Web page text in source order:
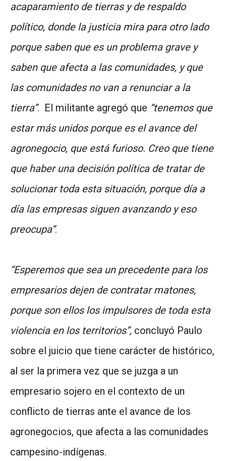
acaparamiento de tierras y de respaldo
político, donde la justicia mira para otro lado
porque saben que es un problema grave y
saben que afecta a las comunidades, y que
las comunidades no van a renunciar a la
tierra”. El militante agregó que “tenemos que
estar más unidos porque es el avance del
agronegocio, que está furioso. Creo que tiene
que haber una decisión política de tratar de
solucionar toda esta situación, porque día a
día las empresas siguen avanzando y eso
preocupa”.
“Esperemos que sea un precedente para los
empresarios dejen de contratar matones,
porque son ellos los impulsores de toda esta
violencia en los territorios”, concluyó Paulo
sobre el juicio que tiene carácter de histórico,
al ser la primera vez que se juzga a un
empresario sojero en el contexto de un
conflicto de tierras ante el avance de los
agronegocios, que afecta a las comunidades
campesino-indígenas.